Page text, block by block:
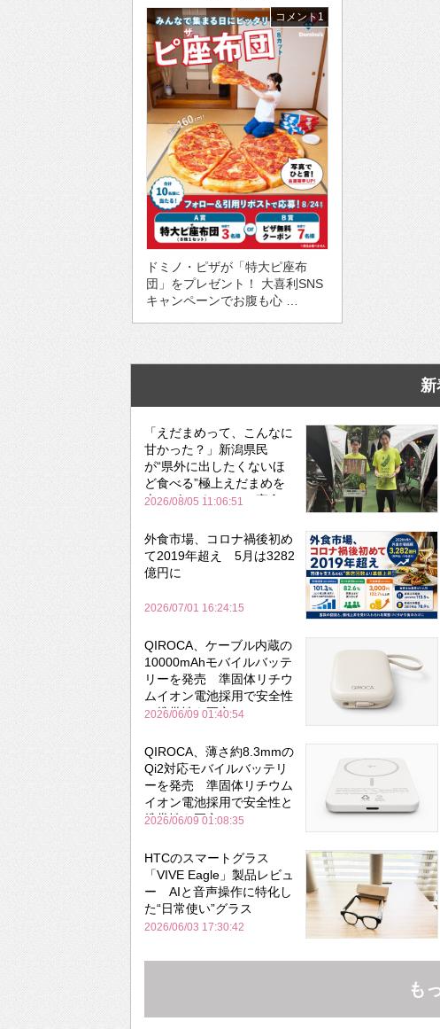
コメント1
ドミノ・ピザが「特大ピ座布
団」をプレゼント！ 大喜利SNS
キャンペーンでお腹も心 …
新
「えだまめって、こんなに
甘かった？」新潟県民
が“県外に出したくないほ
ど食べる”極上えだまめを
森のビアガーデンで実食
2026/08/05 11:06:51
外食市場、コロナ禍後初め
て2019年超え 5月は3282
億円に
2026/07/01 16:24:15
QIROCA、ケーブル内蔵の
10000mAhモバイルバッテ
リーを発売 準固体リチウ
ムイオン電池採用で安全性
と携帯性を両立
2026/06/09 01:40:54
QIROCA、薄さ約8.3mmの
Qi2対応モバイルバッテリ
ーを発売 準固体リチウム
イオン電池採用で安全性と
携帯性を両立
2026/06/09 01:08:35
HTCのスマートグラス
「VIVE Eagle」製品レビュ
ー AIと音声操作に特化し
た“日常使い”グラス
2026/06/03 17:30:42
も